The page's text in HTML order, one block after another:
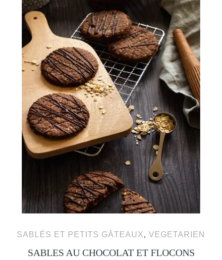
SABLÉS ET PETITS GÂTEAUX, VEGETARIEN
SABLES AU CHOCOLAT ET FLOCONS